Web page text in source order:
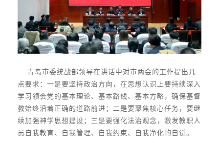
青岛市委统战部领导在讲话中对市两会的工作提出几
点要求：一是要坚持政治方向，在思想认识上要持续深入
学习领会党的基本理论、基本路线、基本方略，确保基督
教始终沿着正确的道路前进；二是要聚焦核心任务，要继
续加强神学思想建设；三是要强化法治观念，激发教职人
员自我教育、自我管理、自我约束、自我净化的自觉。